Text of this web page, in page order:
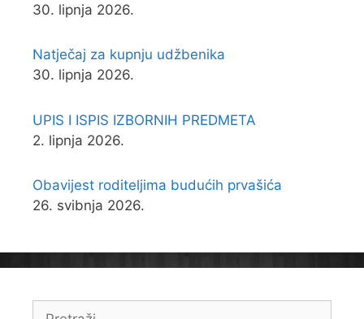
30. lipnja 2026.
Natječaj za kupnju udžbenika
30. lipnja 2026.
UPIS I ISPIS IZBORNIH PREDMETA
2. lipnja 2026.
Obavijest roditeljima budućih prvašića
26. svibnja 2026.
Pretraži: